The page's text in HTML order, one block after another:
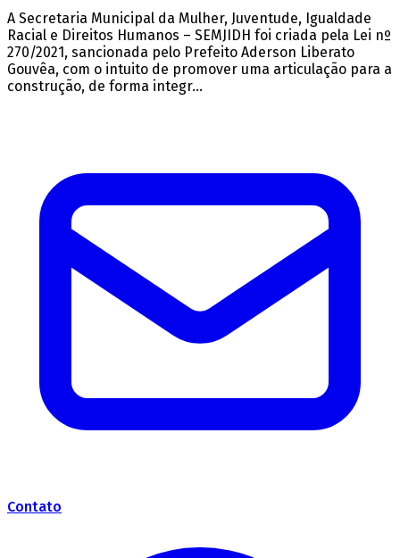
A Secretaria Municipal da Mulher, Juventude, Igualdade
Racial e Direitos Humanos – SEMJIDH foi criada pela Lei nº
270/2021, sancionada pelo Prefeito Aderson Liberato
Gouvêa, com o intuito de promover uma articulação para a
construção, de forma integr...
Contato